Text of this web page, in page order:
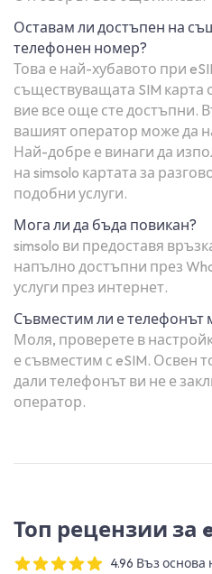
Оставам ли достъпен на
телефонен номер?
Това е най-хубавото при
съществуващата SIM карта
вие все още сте достъпни.
вашият оператор може да
Най-добре е винаги да
на simsolo картата за
подобни услуги.
Мога ли да бъда повикан?
simsolo ви предоставя
напълно достъпни през
услуги през интернет.
Съвместим ли е телефонът
Моля, проверете в
е съвместим с eSIM. Освен
дали телефонът ви не е
оператор.
Топ рецензии за
4.96 Въз